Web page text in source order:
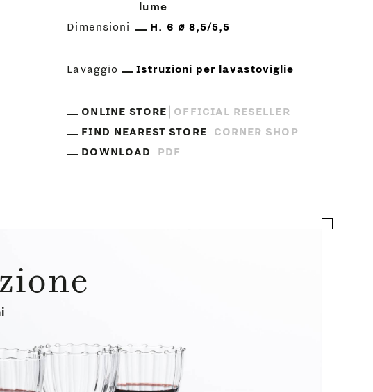
lume
Dimensioni
H. 6 ⌀ 8,5/5,5
Lavaggio Istruzioni per lavastoviglie
ONLINE STORE
OFFICIAL RESELLER
FIND NEAREST STORE
CORNER SHOP
DOWNLOAD
PDF